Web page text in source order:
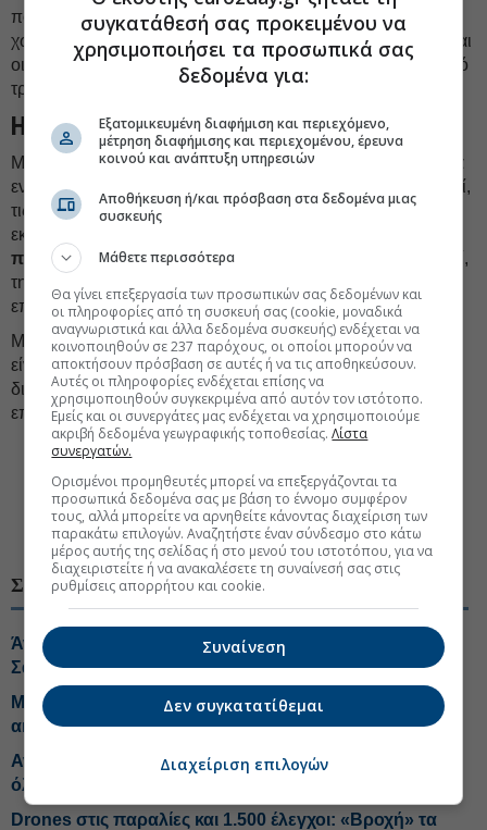
ποσά για οικογενειακά επιδόματα σε σύγκριση με άλλες
χώρες της Ευρωπαϊκής Ένωσης, κυβερνητικός στόχος είναι
οι
διαθέσιμοι πόροι
να αξιοποιηθούν με τον πιο αποδοτικό
τρόπο.
Η εξυπηρέτηση
Μέσω της πλατφόρμας gov.gr, οι δικαιούχοι θα μπορούν να
ενημερώνονται εύκολα για τα επιδόματα που έχουν εγκριθεί,
τις πληρωμές που έχουν πραγματοποιηθεί και τυχόν
εκκρεμότητες. Στην αρχική φάση,
περιλαμβάνει βασικά επιδόματα,
όπως αυτά για το παιδί,
τη στέγαση, τη θέρμανση και την ανεργία, ενώ σταδιακά θα
επεκταθεί στο σύνολο των κοινωνικών παροχών.
Με την πλήρη εφαρμογή του, όλοι οι αρμόδιοι φορείς θα
είναι υποχρεωμένοι να ενημερώνουν διαρκώς το μητρώο,
διασφαλίζοντας ότι τα στοιχεία παραμένουν
επικαιροποιημένα.
#ΑΑΔΕ
#Υπουργείο Εθνικής Οικονομίας και Οικονομικών
#Επιδόματα
ΣΧΕΤΙΚΑ ΘΕΜΑΤΑ
Άνοιξε το myBusinessSupport για τις επιχειρήσεις της
Σαμοθράκης
Με risk analysis έλεγχοι της Εφορίας σε μεταβιβάσεις
ακινήτων
Ανοίγει στις 12.00 η πλατφόρμα για το «Τουρισμός για
όλους»
Drones στις παραλίες και 1.500 έλεγχοι: «Βροχή» τα
συγκατάθεσή σας προκειμένου να
χρησιμοποιήσει τα προσωπικά σας
δεδομένα για:
Εξατομικευμένη διαφήμιση και περιεχόμενο,
μέτρηση διαφήμισης και περιεχομένου, έρευνα
κοινού και ανάπτυξη υπηρεσιών
Αποθήκευση ή/και πρόσβαση στα δεδομένα μιας
συσκευής
Μάθετε περισσότερα
Θα γίνει επεξεργασία των προσωπικών σας δεδομένων και
οι πληροφορίες από τη συσκευή σας (cookie, μοναδικά
αναγνωριστικά και άλλα δεδομένα συσκευής) ενδέχεται να
κοινοποιηθούν σε 237 παρόχους, οι οποίοι μπορούν να
αποκτήσουν πρόσβαση σε αυτές ή να τις αποθηκεύσουν.
Αυτές οι πληροφορίες ενδέχεται επίσης να
χρησιμοποιηθούν συγκεκριμένα από αυτόν τον ιστότοπο.
Εμείς και οι συνεργάτες μας ενδέχεται να χρησιμοποιούμε
ακριβή δεδομένα γεωγραφικής τοποθεσίας.Λίστα
συνεργατών.
Ορισμένοι προμηθευτές μπορεί να επεξεργάζονται τα
προσωπικά δεδομένα σας με βάση το έννομο συμφέρον
τους, αλλά μπορείτε να αρνηθείτε κάνοντας διαχείριση των
παρακάτω επιλογών. Αναζητήστε έναν σύνδεσμο στο κάτω
μέρος αυτής της σελίδας ή στο μενού του ιστοτόπου, για να
διαχειριστείτε ή να ανακαλέσετε τη συναίνεσή σας στις
ρυθμίσεις απορρήτου και cookie.
Συναίνεση
Δεν συγκατατίθεμαι
Διαχείριση επιλογών